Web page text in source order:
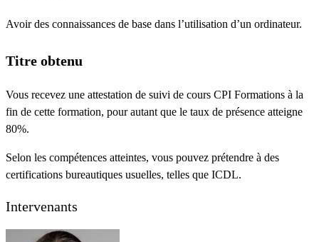
Avoir des connaissances de base dans l’utilisation d’un ordinateur.
Titre obtenu
Vous recevez une attestation de suivi de cours CPI Formations à la
fin de cette formation, pour autant que le taux de présence atteigne
80%.
Selon les compétences atteintes, vous pouvez prétendre à des
certifications bureautiques usuelles, telles que ICDL.
Intervenants